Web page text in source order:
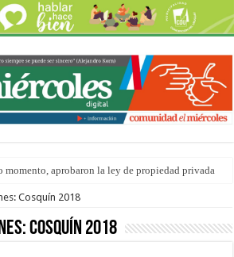
momento, aprobaron la ley de propiedad privada
el 35% de los 90 niños, niñas y adolescentes que
Cosquín 2018
Cosquín 2018